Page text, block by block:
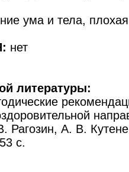
ума и тела,
нет
литературы:
Рагозин, А. В.
с.